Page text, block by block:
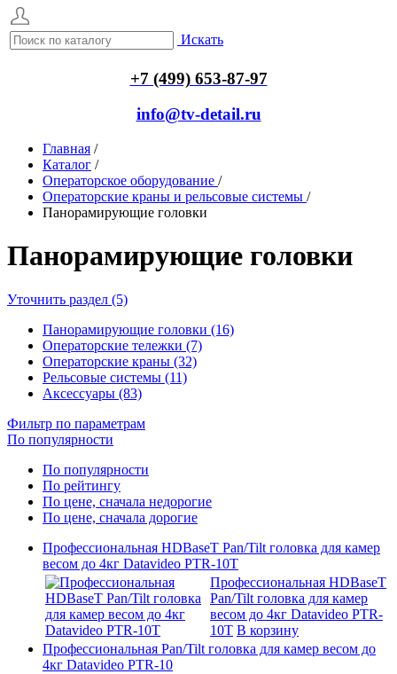
Искать
+7 (499) 653-87-97
info@tv-detail.ru
Главная /
Каталог /
Операторское оборудование /
Операторские краны и рельсовые системы /
Панорамирующие головки
Панорамирующие головки
Уточнить раздел (5)
Панорамирующие головки (16)
Операторские тележки (7)
Операторские краны (32)
Рельсовые системы (11)
Аксессуары (83)
Фильтр по параметрам
По популярности
По популярности
По рейтингу
По цене, сначала недорогие
По цене, сначала дорогие
Профессиональная HDBaseT Pan/Tilt головка для камер
весом до 4кг Datavideo PTR-10T
Профессиональная HDBaseT
Pan/Tilt головка для камер
весом до 4кг Datavideo PTR-
10T В корзину
Профессиональная Pan/Tilt головка для камер весом до
4кг Datavideo PTR-10